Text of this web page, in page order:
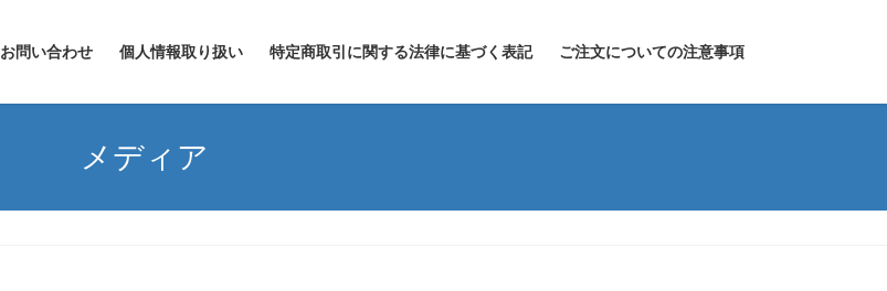
お問い合わせ 個人情報取り扱い 特定商取引に関する法律に基づく表記 ご注文についての注意事項
メディア